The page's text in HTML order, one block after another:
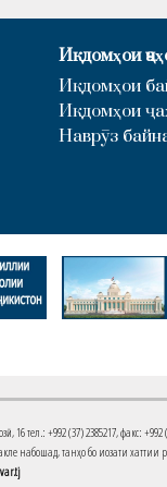
Иқдомҳои
Иқдомҳои
Иқдомҳои
Наврӯз
тел.: +992 (37) 2385217, факс: +992
набошад, танҳо бо иҷозати хаттии